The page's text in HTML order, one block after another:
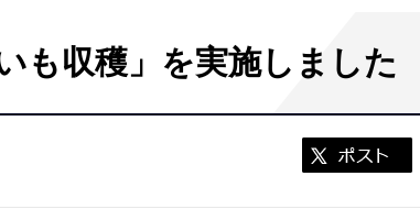
も収穫」を実施しました